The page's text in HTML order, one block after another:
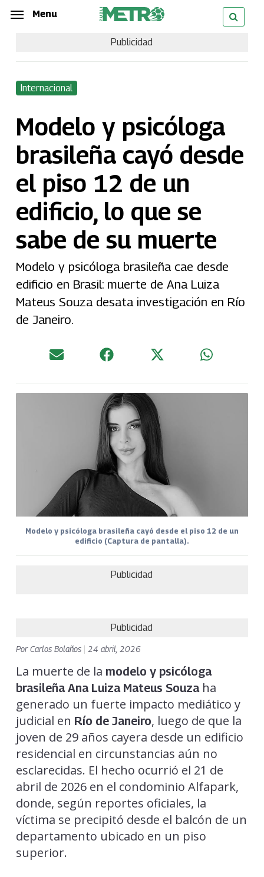
Skip
content
Menu
Publicidad
Internacional
Modelo y psicóloga
brasileña cayó desde
el piso 12 de un
edificio, lo que se
sabe de su muerte
Modelo y psicóloga brasileña cae desde
edificio en Brasil: muerte de Ana Luiza
Mateus Souza desata investigación en Río
de Janeiro.
Modelo y psicóloga brasileña cayó desde el piso 12 de un
edificio (Captura de pantalla).
Publicidad
Publicidad
PorCarlos Bolaños 24 abril, 2026
La muerte de la modelo y psicóloga
brasileña Ana Luiza Mateus Souzaha
generado un fuerte impacto mediático y
judicial en Río de Janeiro, luego de que la
joven de 29 años cayera desde un edificio
residencial en circunstancias aún no
esclarecidas. El hecho ocurrió el 21 de
abril de 2026 en el condominio Alfapark,
donde, según reportes oficiales, la
víctima se precipitó desde el balcón de un
departamento ubicado en un piso
superior.
Menu